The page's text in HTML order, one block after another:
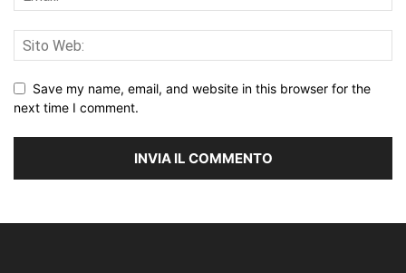
Save my name, email, and website in this browser for the
next time I comment.